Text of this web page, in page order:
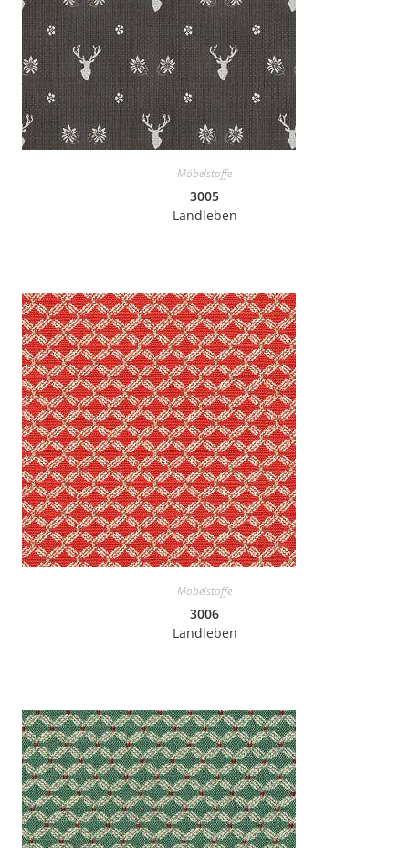
Möbelstoffe
3005
Landleben
Möbelstoffe
3006
Landleben